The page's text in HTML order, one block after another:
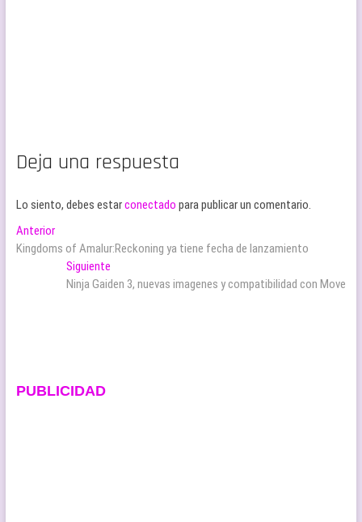
Deja una respuesta
Lo siento, debes estarconectado para publicar un comentario.
Navegación
de
entradas
AnteriorEntrada
anterior:
Kingdoms of Amalur:Reckoning ya tiene fecha de lanzamiento
Siguiente
siguiente:
Ninja Gaiden 3, nuevas imagenes y compatibilidad con Move
PUBLICIDAD